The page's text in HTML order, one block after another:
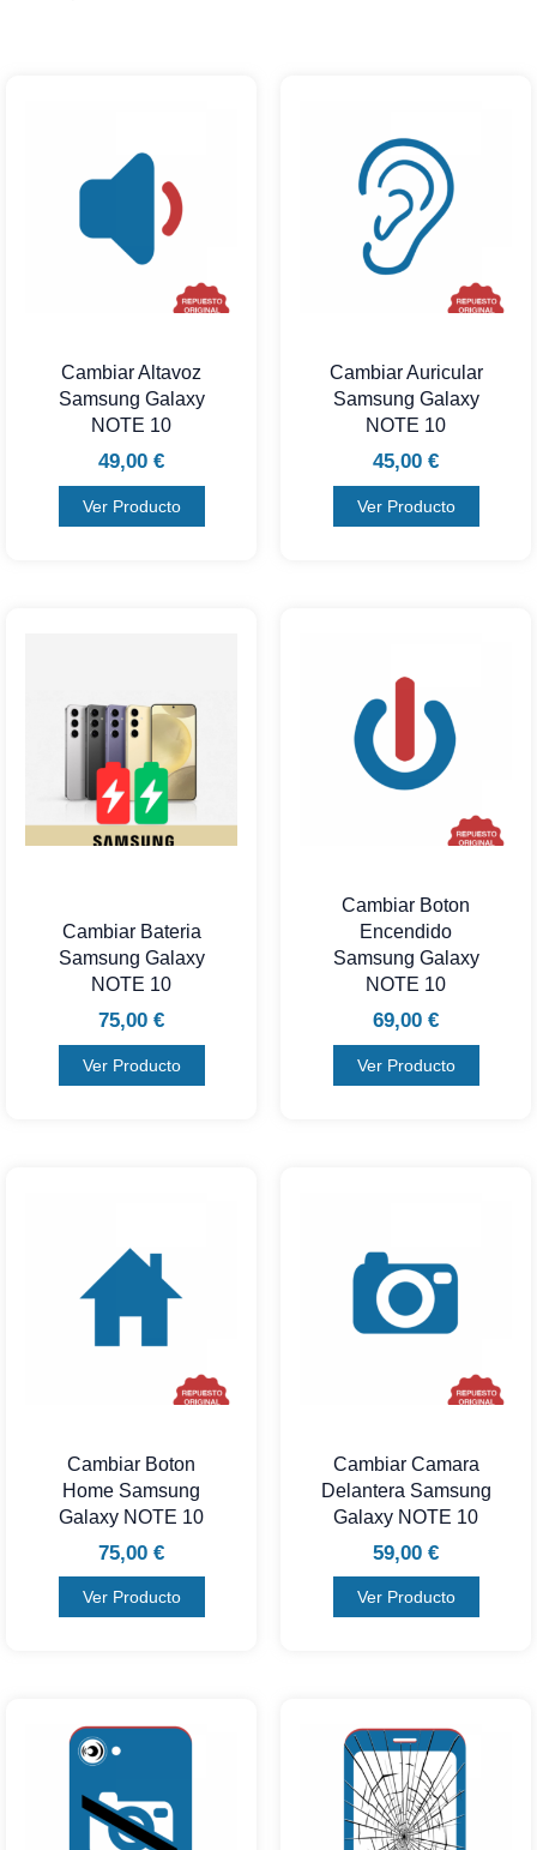
Cambiar Altavoz
Samsung Galaxy
NOTE 10
49,00 €
Ver Producto
Cambiar Auricular
Samsung Galaxy
NOTE 10
45,00 €
Ver Producto
Cambiar Bateria
Samsung Galaxy
NOTE 10
75,00 €
Ver Producto
Cambiar Boton
Encendido
Samsung Galaxy
NOTE 10
69,00 €
Ver Producto
Cambiar Boton
Home Samsung
Galaxy NOTE 10
75,00 €
Ver Producto
Cambiar Camara
Delantera Samsung
Galaxy NOTE 10
59,00 €
Ver Producto